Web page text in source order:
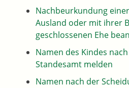
Nachbeurkundung
Ausland oder mit ihrer
geschlossenen Ehe
Namen des Kindes
Standesamt melden
Namen nach der